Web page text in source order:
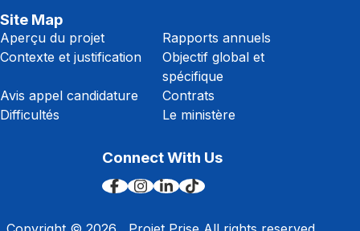
Site Map
Aperçu du projet
Rapports annuels
Contexte et justification
Objectif global et
spécifique
Avis appel candidature
Contrats
Difficultés
Le ministère
Connect With Us